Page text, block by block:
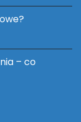
– co